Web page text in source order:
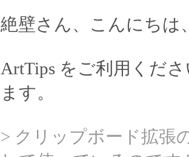
絶壁さん、こんにちは
ArtTips をご利用くだ
ます。
> クリップボード拡張